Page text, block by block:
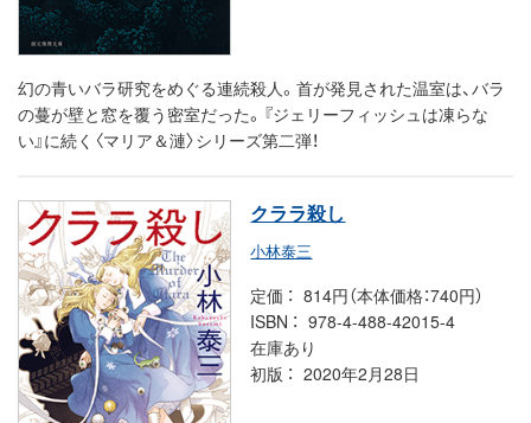
幻の青いバラ研究をめぐる連続殺人。首が発見された温室は、バラ
の蔓が壁と窓を覆う密室だった。『ジェリーフィッシュは凍らな
い』に続く〈マリア＆漣〉シリーズ第二弾！
クララ殺し
小林泰三
定価
814円（本体価格：740円）
ISBN
978-4-488-42015-4
在庫あり
初版
2020年2月28日